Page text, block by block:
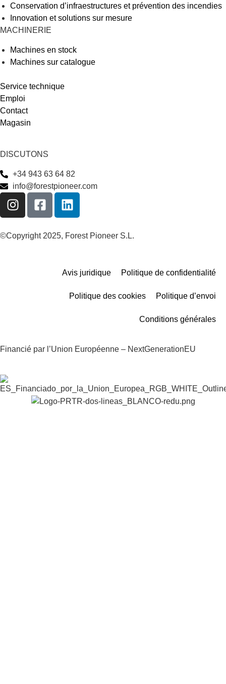
Conservation d’infraestructures et prévention des incendies
Innovation et solutions sur mesure
MACHINERIE
Machines en stock
Machines sur catalogue
Service technique
Emploi
Contact
Magasin
DISCUTONS
+34 943 63 64 82
info@forestpioneer.com
©Copyright 2025, Forest Pioneer S.L.
Avis juridique Politique de confidentialité
Politique des cookies Politique d’envoi
Conditions générales
Financié par l’Union Européenne – NextGenerationEU